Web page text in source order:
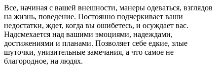
Все, начиная с вашей внешности, манеры одеваться, взглядов
на жизнь, поведение. Постоянно подчеркивает ваши
недостатки, ждет, когда вы ошибетесь, и осуждает вас.
Надсмехается над вашими эмоциями, надеждами,
достижениями и планами. Позволяет себе едкие, злые
шуточки, унизительные замечания, а что самое не
благородное, на людях.